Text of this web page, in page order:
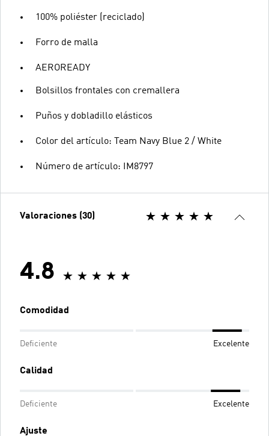
100% poliéster (reciclado)
Forro de malla
AEROREADY
Bolsillos frontales con cremallera
Puños y dobladillo elásticos
Color del artículo: Team Navy Blue 2 / White
Número de artículo: IM8797
Valoraciones (30)
4.8
Comodidad
Deficiente Excelente
Calidad
Deficiente Excelente
Ajuste